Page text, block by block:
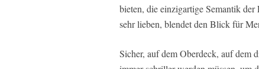
bieten, die einzigartige Semantik
sehr lieben, blendet den Blick für
Sicher, auf dem Oberdeck, auf dem